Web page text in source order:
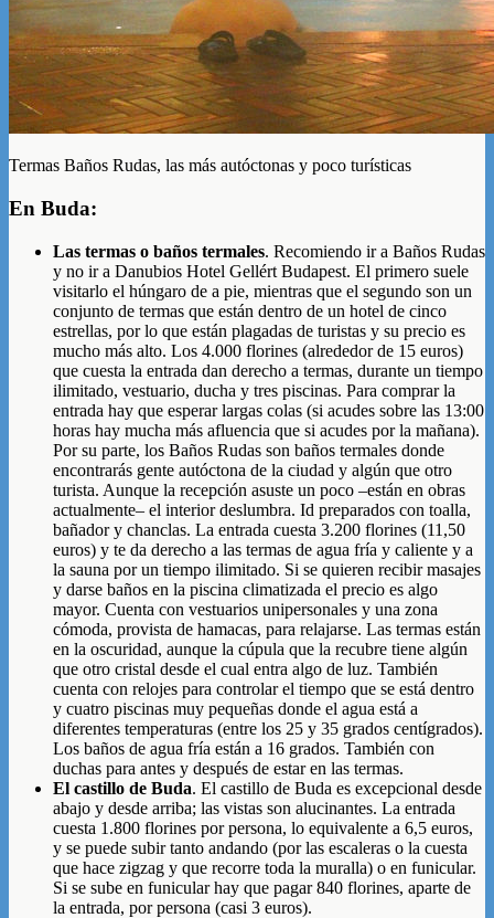
Termas Baños Rudas, las más autóctonas y poco turísticas
En Buda:
Las termas o baños termales. Recomiendo ir a Baños Rudas
y no ir a Danubios Hotel Gellért Budapest. El primero suele
visitarlo el húngaro de a pie, mientras que el segundo son un
conjunto de termas que están dentro de un hotel de cinco
estrellas, por lo que están plagadas de turistas y su precio es
mucho más alto. Los 4.000 florines (alrededor de 15 euros)
que cuesta la entrada dan derecho a termas, durante un tiempo
ilimitado, vestuario, ducha y tres piscinas. Para comprar la
entrada hay que esperar largas colas (si acudes sobre las 13:00
horas hay mucha más afluencia que si acudes por la mañana).
Por su parte, los Baños Rudas son baños termales donde
encontrarás gente autóctona de la ciudad y algún que otro
turista. Aunque la recepción asuste un poco –están en obras
actualmente– el interior deslumbra. Id preparados con toalla,
bañador y chanclas. La entrada cuesta 3.200 florines (11,50
euros) y te da derecho a las termas de agua fría y caliente y a
la sauna por un tiempo ilimitado. Si se quieren recibir masajes
y darse baños en la piscina climatizada el precio es algo
mayor. Cuenta con vestuarios unipersonales y una zona
cómoda, provista de hamacas, para relajarse. Las termas están
en la oscuridad, aunque la cúpula que la recubre tiene algún
que otro cristal desde el cual entra algo de luz. También
cuenta con relojes para controlar el tiempo que se está dentro
y cuatro piscinas muy pequeñas donde el agua está a
diferentes temperaturas (entre los 25 y 35 grados centígrados).
Los baños de agua fría están a 16 grados. También con
duchas para antes y después de estar en las termas.
El castillo de Buda. El castillo de Buda es excepcional desde
abajo y desde arriba; las vistas son alucinantes. La entrada
cuesta 1.800 florines por persona, lo equivalente a 6,5 euros,
y se puede subir tanto andando (por las escaleras o la cuesta
que hace zigzag y que recorre toda la muralla) o en funicular.
Si se sube en funicular hay que pagar 840 florines, aparte de
la entrada, por persona (casi 3 euros).